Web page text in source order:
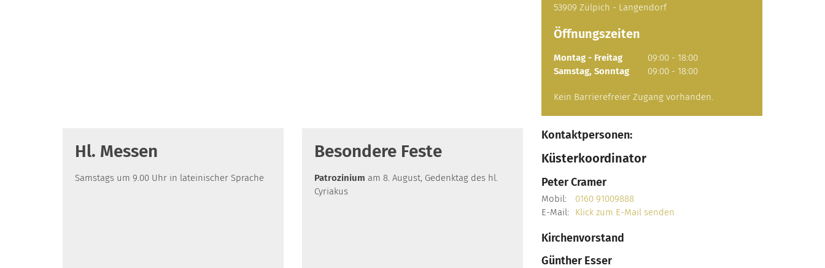
53909 Zülpich - Langendorf
Öffnungszeiten
Montag - Freitag 09:00 - 18:00
Samstag, Sonntag 09:00 - 18:00
Kein Barrierefreier Zugang vorhanden.
Hl. Messen
Samstags um 9.00 Uhr in lateinischer Sprache
Besondere Feste
Patrozinium am 8. August, Gedenktag des hl.
Cyriakus
Kontaktpersonen:
Küsterkoordinator
PeterCramer
Mobil:
0160 91009888
E-Mail:
Klick zum E-Mail senden
Kirchenvorstand
Günther Esser